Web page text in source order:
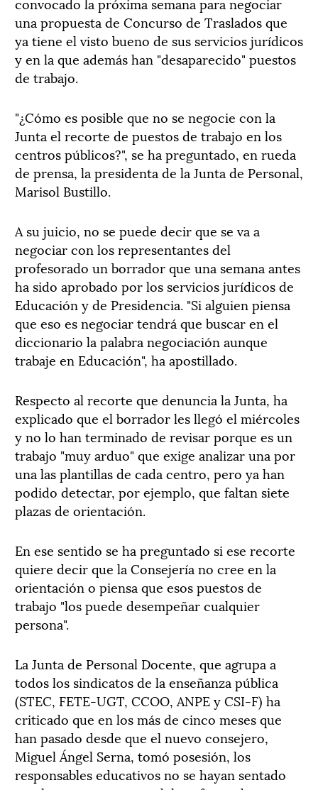
una propuesta de Concurso de Traslados que
ya tiene el visto bueno de sus servicios jurídicos
y en la que además han "desaparecido" puestos
de trabajo.
"¿Cómo es posible que no se negocie con la
Junta el recorte de puestos de trabajo en los
centros públicos?", se ha preguntado, en rueda
de prensa, la presidenta de la Junta de Personal,
Marisol Bustillo.
A su juicio, no se puede decir que se va a
negociar con los representantes del
profesorado un borrador que una semana antes
ha sido aprobado por los servicios jurídicos de
Educación y de Presidencia. "Si alguien piensa
que eso es negociar tendrá que buscar en el
diccionario la palabra negociación aunque
trabaje en Educación", ha apostillado.
Respecto al recorte que denuncia la Junta, ha
explicado que el borrador les llegó el miércoles
y no lo han terminado de revisar porque es un
trabajo "muy arduo" que exige analizar una por
una las plantillas de cada centro, pero ya han
podido detectar, por ejemplo, que faltan siete
plazas de orientación.
En ese sentido se ha preguntado si ese recorte
quiere decir que la Consejería no cree en la
orientación o piensa que esos puestos de
trabajo "los puede desempeñar cualquier
persona".
La Junta de Personal Docente, que agrupa a
todos los sindicatos de la enseñanza pública
(STEC, FETE-UGT, CCOO, ANPE y CSI-F) ha
criticado que en los más de cinco meses que
han pasado desde que el nuevo consejero,
Miguel Ángel Serna, tomó posesión, los
responsables educativos no se hayan sentado